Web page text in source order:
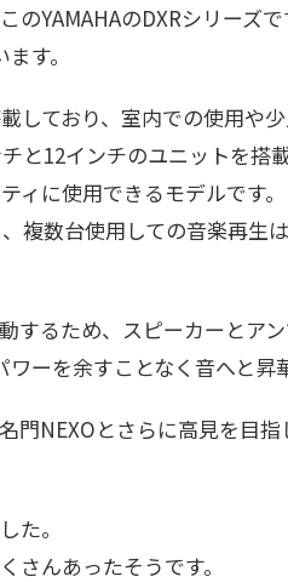
YAMAHAのDXRシリーズで
す。
ており、室内での使用や
と12インチのユニットを搭
ィに使用できるモデルです。
複数台使用しての音楽再生
するため、スピーカーとア
ーを余すことなく音へと昇
門NEXOとさらに高見を目
た。
さんあったそうです。